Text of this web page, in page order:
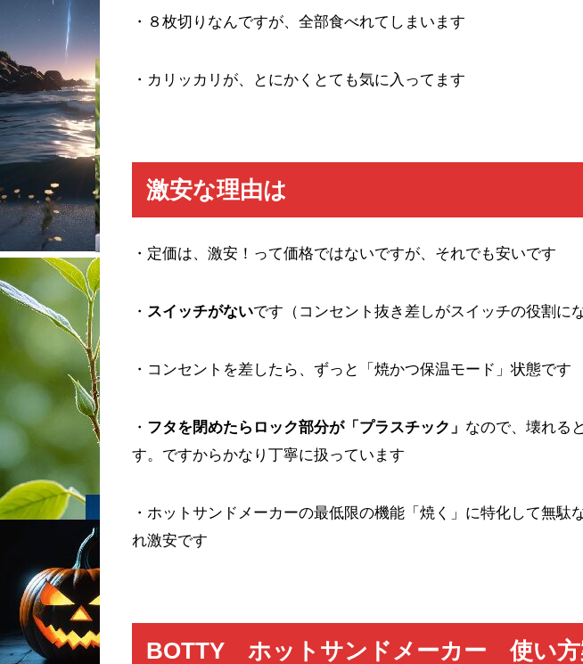
・８枚切りなんですが、全部食べれてしまいます
・カリッカリが、とにかくとても気に入ってます
激安な理由は
・定価は、激安！って価格ではないですが、それでも安いです
・ スイッチがないです（コンセント抜き差しがスイッチの役割に
・コンセントを差したら、ずっと「焼かつ保温モード」状態です
・ フタを閉めたらロック部分が「プラスチック」 なので、壊れる
す。ですからかなり丁寧に扱っています
・ホットサンドメーカーの最低限の機能「焼く」に特化して無駄
れ激安です
BOTTY ホットサンドメーカー 使い方